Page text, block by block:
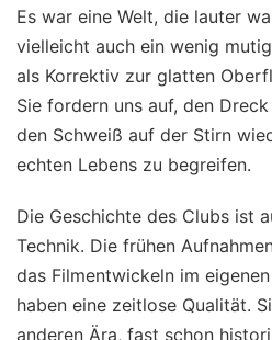
Es war eine Welt, die lauter
vielleicht auch ein wenig
als Korrektiv zur glatten
Sie fordern uns auf, den
den Schweiß auf der Stirn
echten Lebens zu begreifen.
Die Geschichte des Clubs ist
Technik. Die frühen
das Filmentwickeln im
haben eine zeitlose Qualität.
anderen Ära, fast schon